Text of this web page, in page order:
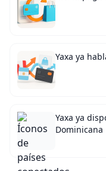
Yaxa ya
Yaxa ya
Dominicana